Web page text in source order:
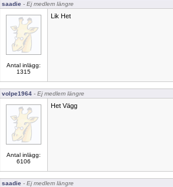
saadie - Ej medlem längre
Antal inlägg:
1315
Lik Het
volpe1964 - Ej medlem längre
Antal inlägg:
6106
Het Vägg
saadie - Ej medlem längre